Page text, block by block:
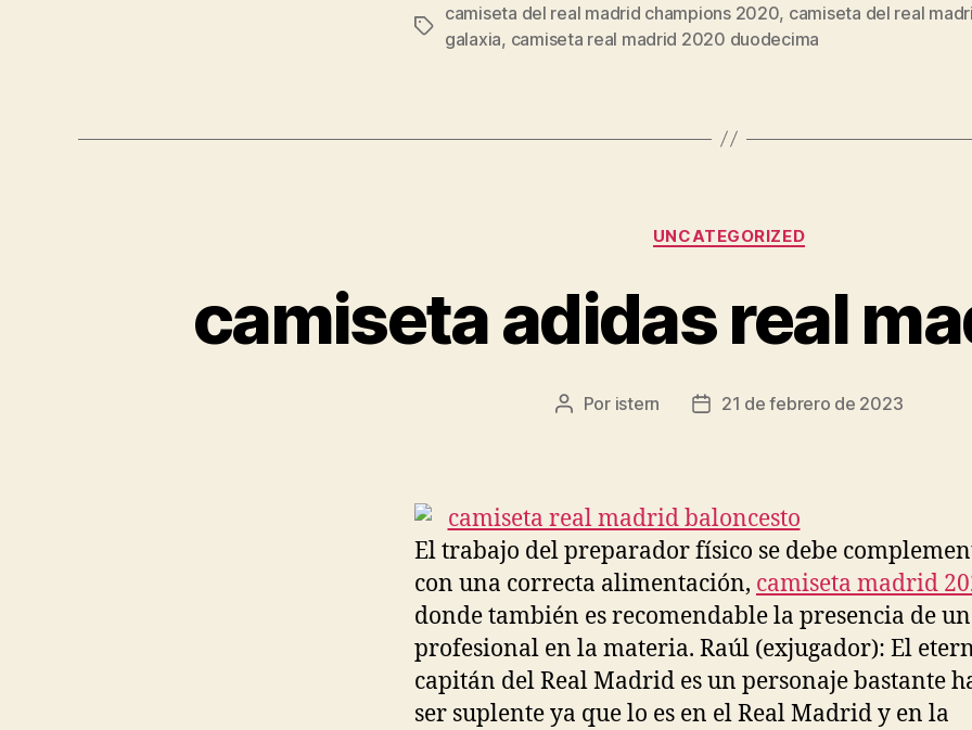
Etiquetas
camiseta del real madrid champions 2020, camiseta del real
galaxia, camiseta real madrid 2020 duodecima
Categorías
UNCATEGORIZED
camiseta adidas real
Autor
Por istern
Fecha21 de febrero de 2023
El trabajo del preparador físico se debe
con una correcta alimentación, camiseta madrid
donde también es recomendable la presencia de un
profesional en la materia. Raúl (exjugador): El
capitán del Real Madrid es un personaje bastante
ser suplente ya que lo es en el Real Madrid y en la